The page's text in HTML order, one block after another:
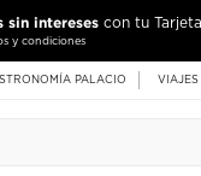
sin intereses con tu
y condiciones
PALACIO